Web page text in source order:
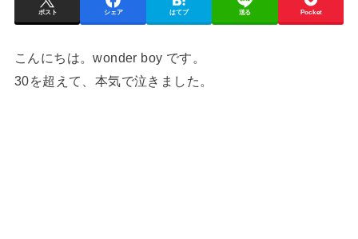
ポスト シェア はてブ 送る Pocket
こんにちは。wonder boy です。
30を超えて、本気で泣きました。